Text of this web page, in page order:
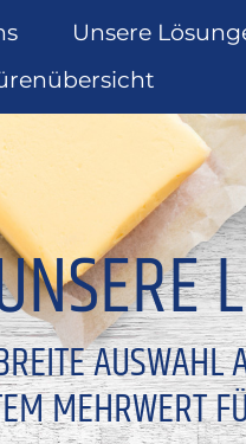
Unsere
MEHRWERT